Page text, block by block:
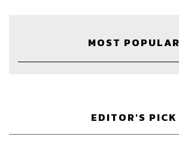
MOST POPULAR
EDITOR'S PICK